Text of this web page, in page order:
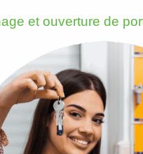
et ouverture de